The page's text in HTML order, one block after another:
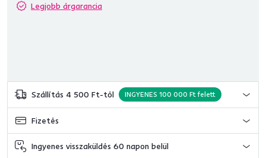
Legjobb árgarancia
Szállítás 4 500 Ft-tól INGYENES 100 000 Ft felett
Fizetés
Ingyenes visszaküldés 60 napon belül